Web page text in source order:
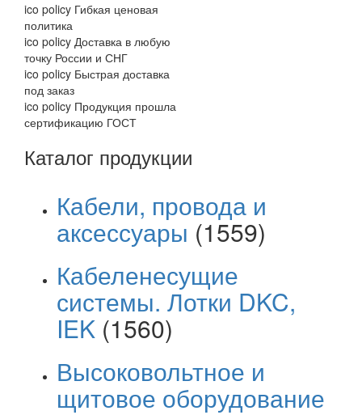
ico policy Гибкая ценовая
политика
ico policy Доставка в любую
точку России и СНГ
ico policy Быстрая доставка
под заказ
ico policy Продукция прошла
сертификацию ГОСТ
Каталог продукции
Кабели, провода и
аксессуары (1559)
Кабеленесущие
системы. Лотки DKC,
IEK (1560)
Высоковольтное и
щитовое оборудование